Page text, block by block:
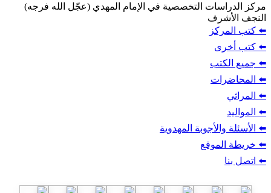
التخصصية في الإمام المهدي (عجّل الله فرجه)
المهدوية